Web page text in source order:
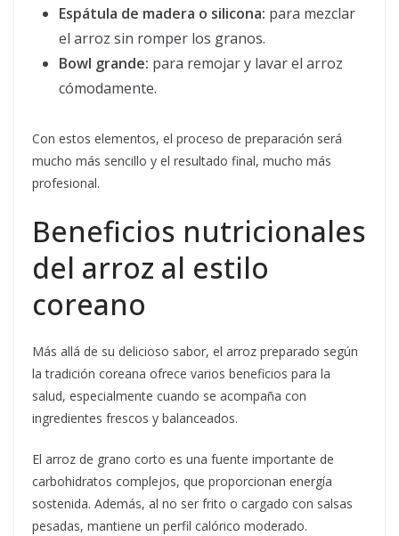
Espátula de madera o silicona: para mezclar
el arroz sin romper los granos.
Bowl grande: para remojar y lavar el arroz
cómodamente.
Con estos elementos, el proceso de preparación será
mucho más sencillo y el resultado final, mucho más
profesional.
Beneficios nutricionales
del arroz al estilo
coreano
Más allá de su delicioso sabor, el arroz preparado según
la tradición coreana ofrece varios beneficios para la
salud, especialmente cuando se acompaña con
ingredientes frescos y balanceados.
El arroz de grano corto es una fuente importante de
carbohidratos complejos, que proporcionan energía
sostenida. Además, al no ser frito o cargado con salsas
pesadas, mantiene un perfil calórico moderado.